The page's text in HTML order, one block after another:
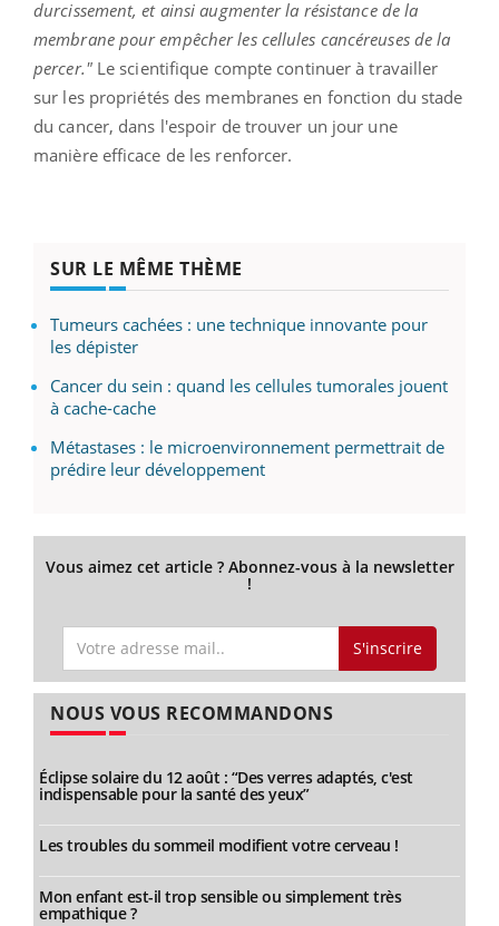
durcissement, et ainsi augmenter la résistance de la
membrane pour empêcher les cellules cancéreuses de la
percer." Le scientifique compte continuer à travailler
sur les propriétés des membranes en fonction du stade
du cancer, dans l'espoir de trouver un jour une
manière efficace de les renforcer.
SUR LE MÊME THÈME
Tumeurs cachées : une technique innovante pour
les dépister
Cancer du sein : quand les cellules tumorales jouent
à cache-cache
Métastases : le microenvironnement permettrait de
prédire leur développement
Vous aimez cet article ? Abonnez-vous à la newsletter
!
S'inscrire
NOUS VOUS RECOMMANDONS
Éclipse solaire du 12 août : “Des verres adaptés, c'est
indispensable pour la santé des yeux”
Les troubles du sommeil modifient votre cerveau !
Mon enfant est-il trop sensible ou simplement très
empathique ?